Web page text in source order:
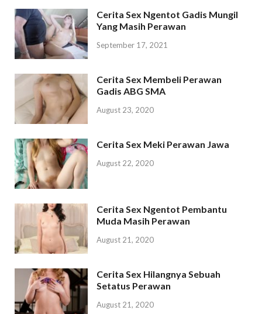
Cerita Sex Ngentot Gadis Mungil
Yang Masih Perawan
September 17, 2021
Cerita Sex Membeli Perawan
Gadis ABG SMA
August 23, 2020
Cerita Sex Meki Perawan Jawa
August 22, 2020
Cerita Sex Ngentot Pembantu
Muda Masih Perawan
August 21, 2020
Cerita Sex Hilangnya Sebuah
Setatus Perawan
August 21, 2020